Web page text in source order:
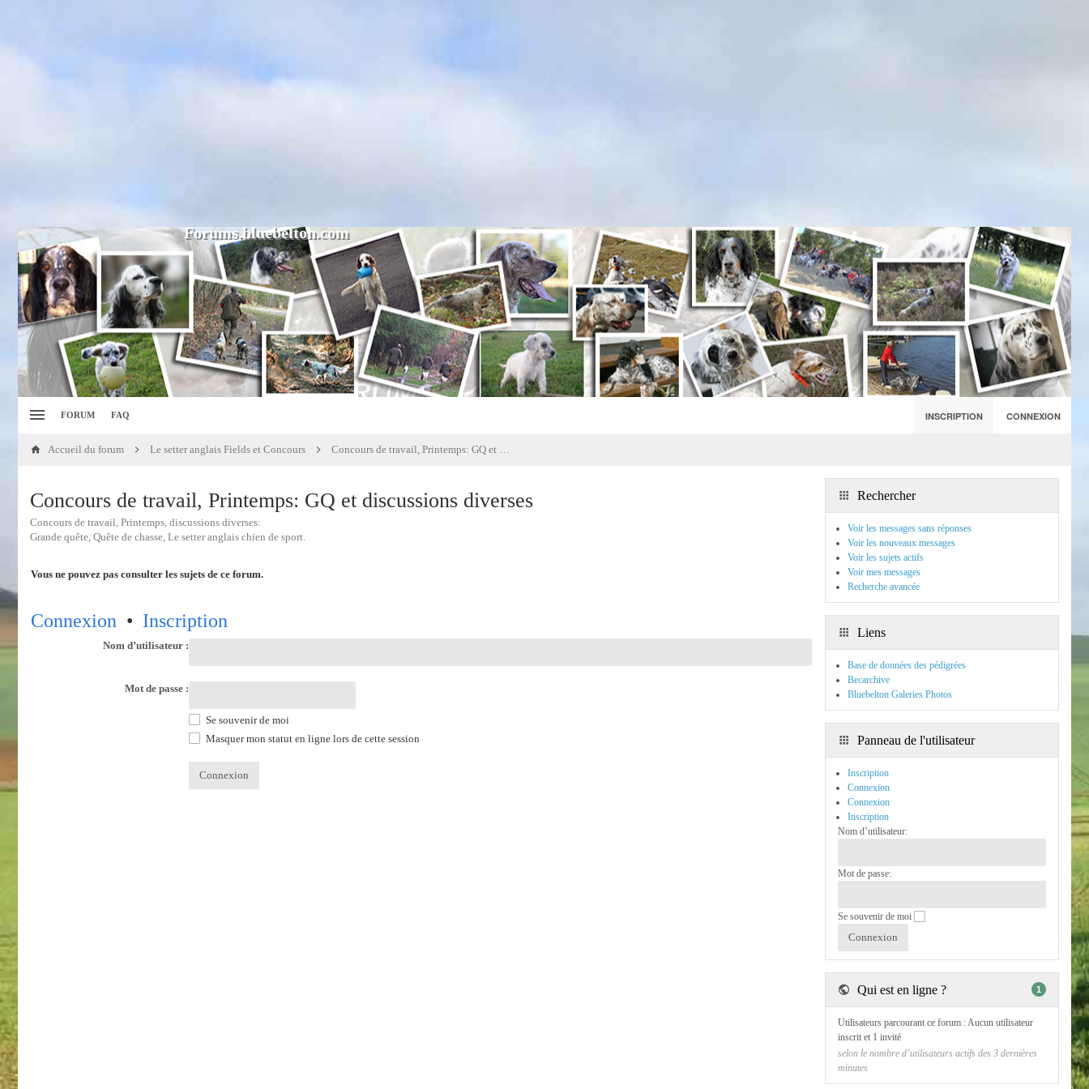
Forums.bluebelton.com
FORUM FAQ INSCRIPTION CONNEXION
Accueil du forum Le setter anglais Fields et Concours Concours de travail, Printemps: GQ et discussions diverses
Concours de travail, Printemps: GQ et discussions diverses
Concours de travail, Printemps, discussions diverses:
Grande quête, Quête de chasse, Le setter anglais chien de sport.
Vous ne pouvez pas consulter les sujets de ce forum.
Connexion • Inscription
Nom d’utilisateur :
Mot de passe :
Se souvenir de moi
Masquer mon statut en ligne lors de cette session
Rechercher
Voir les messages sans réponses
Voir les nouveaux messages
Voir les sujets actifs
Voir mes messages
Recherche avancée
Liens
Base de données des pédigrées
Becarchive
Bluebelton Galeries Photos
Panneau de l'utilisateur
Inscription
Connexion
Connexion
Inscription
Nom d’utilisateur:
Mot de passe:
Se souvenir de moi
Qui est en ligne ? 1
Utilisateurs parcourant ce forum : Aucun utilisateur
inscrit et 1 invité
selon le nombre d’utilisateurs actifs des 3 dernières
minutes